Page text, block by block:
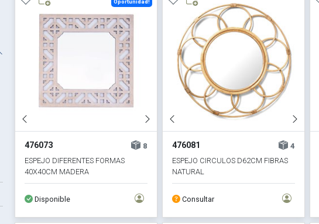
476073
8
ESPEJO DIFERENTES FORMAS
40X40CM MADERA
Disponible
476081
4
ESPEJO CIRCULOS D62CM FIBRAS
NATURAL
Consultar